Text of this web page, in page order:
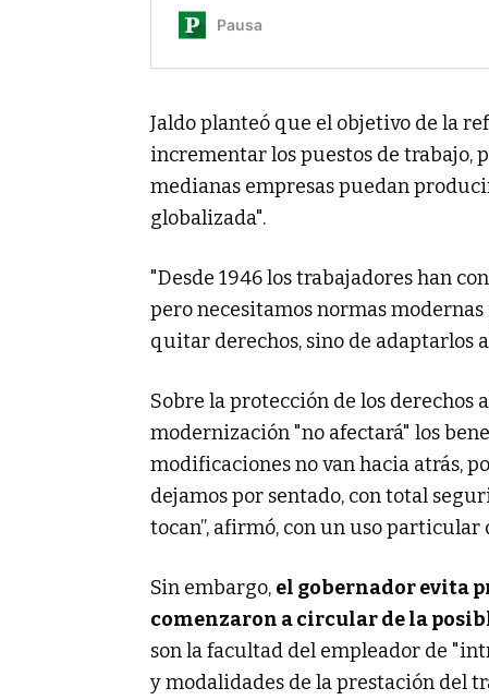
Jaldo planteó que el objetivo de la
incrementar los puestos de
medianas empresas puedan
globalizada".
"Desde 1946 los trabajadores han
pero necesitamos normas
quitar derechos, sino de adaptarlos
Sobre la protección de los derechos
modernización "no afectará" los
modificaciones no van hacia atrás,
dejamos por sentado, con total
tocan”, afirmó, con un uso
Sin embargo, el gobernador evita
comenzaron a circular de la
son la facultad del empleador de
y modalidades de la prestación del